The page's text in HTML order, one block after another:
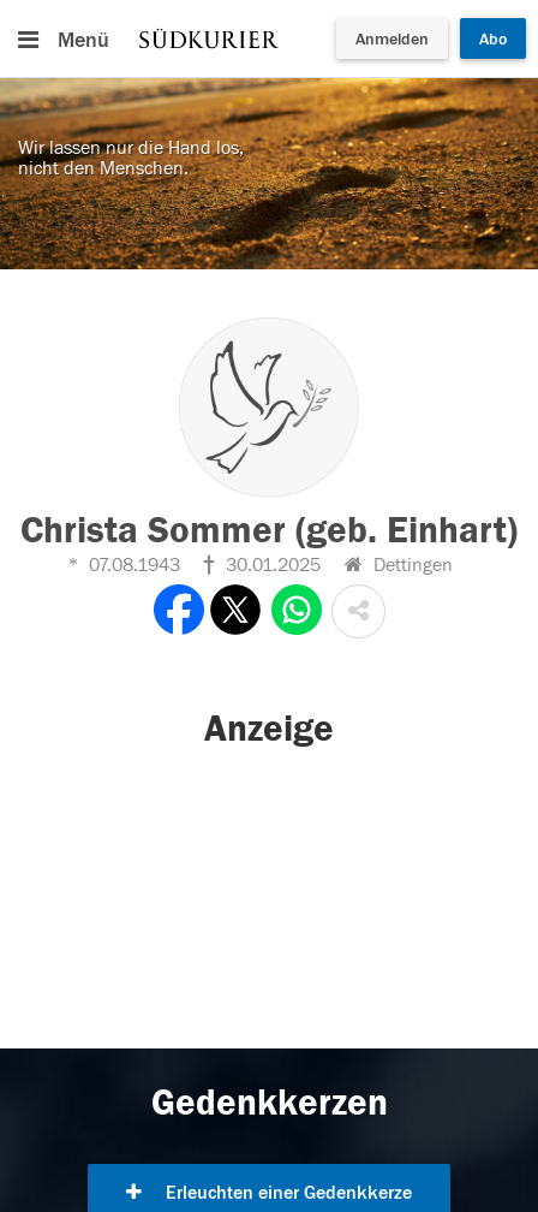
Menü Anmelden Abo
Wir lassen nur die Hand los,
nicht den Menschen.
Christa Sommer (geb. Einhart)
07.08.1943 30.01.2025 Dettingen
Anzeige
Gedenkkerzen
Erleuchten einer Gedenkkerze